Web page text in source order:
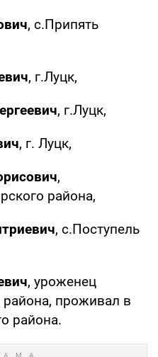
, с.Припять
, г.Луцк,
, г.Луцк,
, г. Луцк,
,
района,
, с.Поступель
, уроженец
района, проживал в
района.